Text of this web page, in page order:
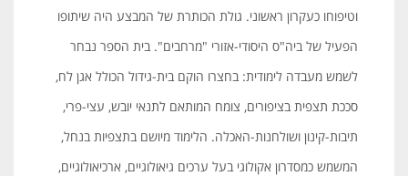
וטיפוחו כעקרון ראשוני. גולת הכותרת של המבצע היה שיתופו
הפעיל של ביה"ס היסודי-אזורי "מרחבים". בית הספר נבחר
לשמש מעבדה לימודית: בחצרו הוקם בית-גידול הכולל אגן לח,
סככת תצפית בציפורים, צומח המותאם לתנאי יובש, עצי-פרי,
תיבות-קינון ושולחנות-האכלה. הלימוד מיושם בתצפיות בנחל,
המשמש כמסדרון אקולוגי בעל ערכים גיאולוגיים, ארכיאולוגיים,